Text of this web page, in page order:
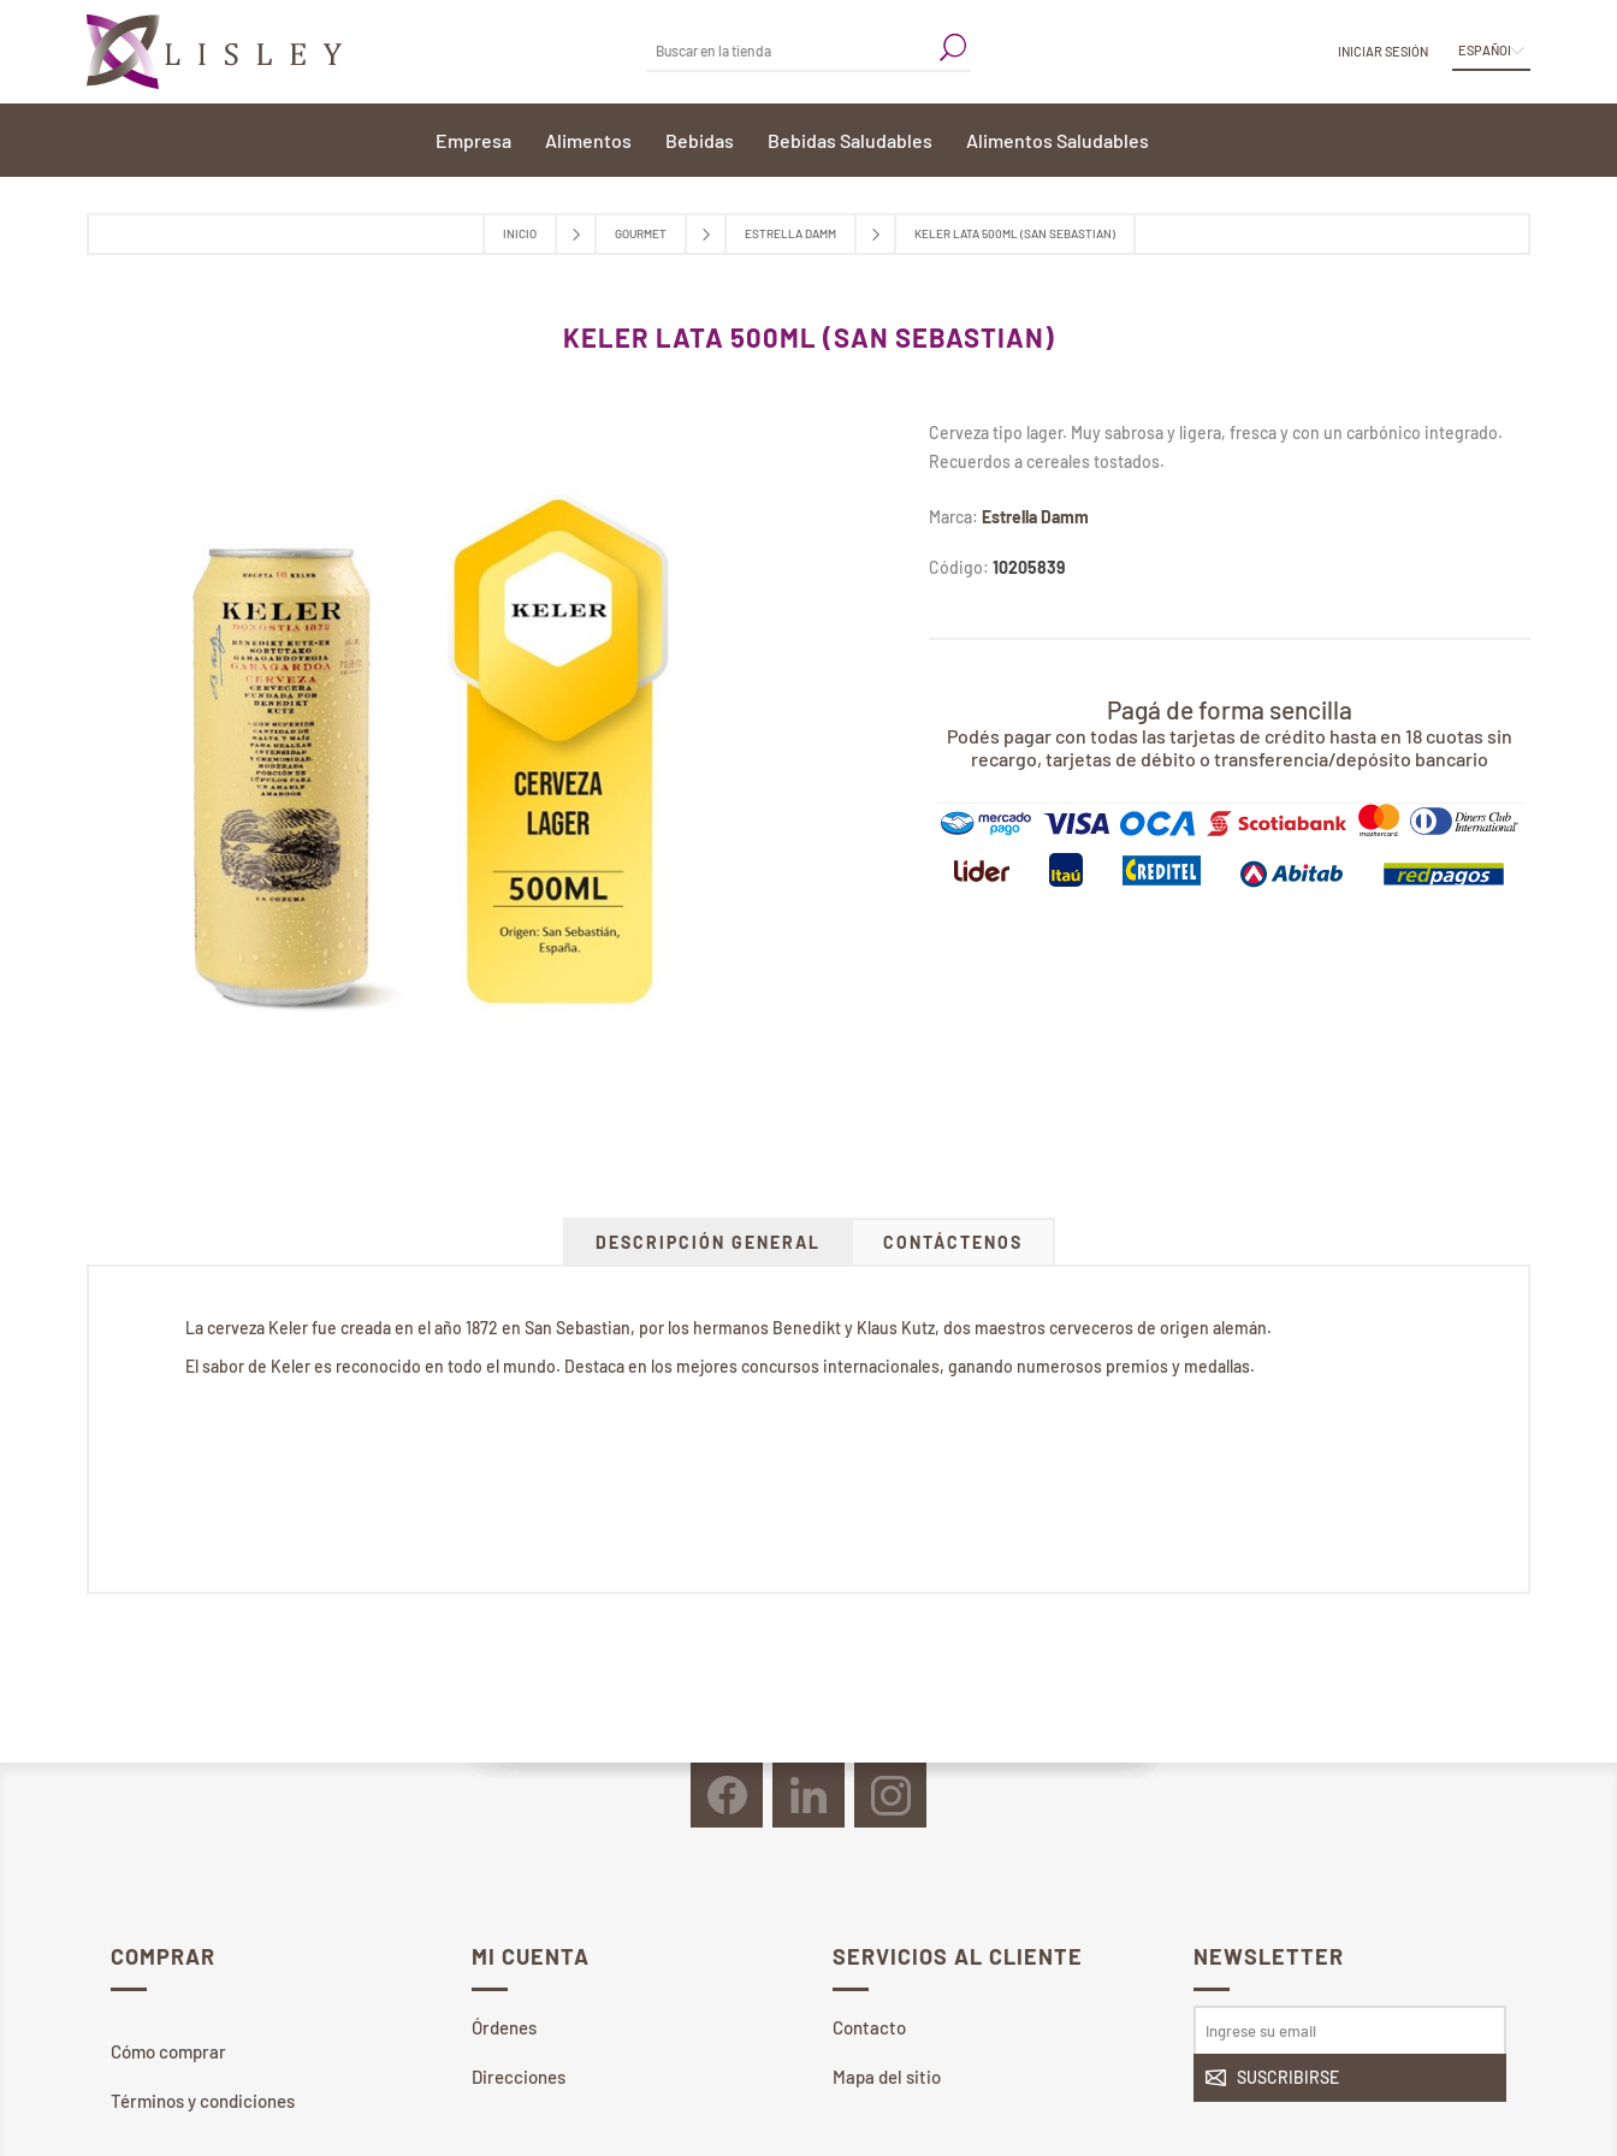
INICIAR SESIÓN ESPAÑOL
Empresa Alimentos Bebidas Bebidas Saludables Alimentos Saludables
INICIO GOURMET ESTRELLA DAMM KELER LATA 500ML (SAN SEBASTIAN)
KELER LATA 500ML (SAN SEBASTIAN)
Cerveza tipo lager. Muy sabrosa y ligera, fresca y con un carbónico integrado.
Recuerdos a cereales tostados.
Marca: Estrella Damm
Código: 10205839
Pagá de forma sencilla
Podés pagar con todas las tarjetas de crédito hasta en 18 cuotas sin
recargo, tarjetas de débito o transferencia/depósito bancario
DESCRIPCIÓN GENERAL CONTÁCTENOS
La cerveza Keler fue creada en el año 1872 en San Sebastian, por los hermanos Benedikt y Klaus Kutz, dos maestros cerveceros de origen alemán.
El sabor de Keler es reconocido en todo el mundo. Destaca en los mejores concursos internacionales, ganando numerosos premios y medallas.
COMPRAR
Cómo comprar
Términos y condiciones
MI CUENTA
Órdenes
Direcciones
SERVICIOS AL CLIENTE
Contacto
Mapa del sitio
NEWSLETTER